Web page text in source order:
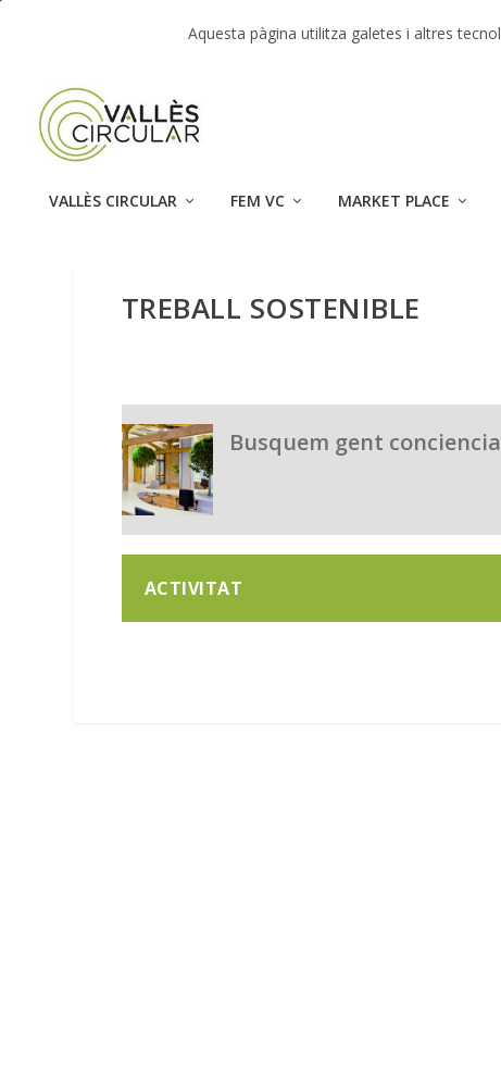
TENDENCIAS: Market Place – Jornada Vallès Circular
VALLÈS CIRCULAR FEM VC MARKET PLACE
TREBALL SOSTENIBLE
Busquem gent
ACTIVITAT
Aquesta pàgina utilitza galetes i altres